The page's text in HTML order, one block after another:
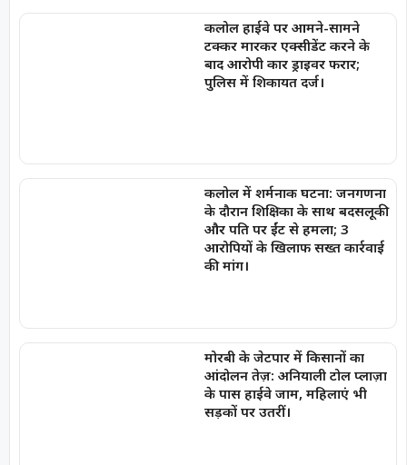
कलोल हाईवे पर आमने-सामने
टक्कर मारकर एक्सीडेंट करने के
बाद आरोपी कार ड्राइवर फरार;
पुलिस में शिकायत दर्ज।
कलोल में शर्मनाक घटना: जनगणना
के दौरान शिक्षिका के साथ बदसलूकी
और पति पर ईंट से हमला; 3
आरोपियों के खिलाफ सख्त कार्रवाई
की मांग।
मोरबी के जेटपार में किसानों का
आंदोलन तेज़: अनियाली टोल प्लाज़ा
के पास हाईवे जाम, महिलाएं भी
सड़कों पर उतरीं।